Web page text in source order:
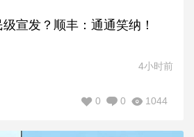
宣发？顺丰：通通笑纳！
4小时前
1044
0
0